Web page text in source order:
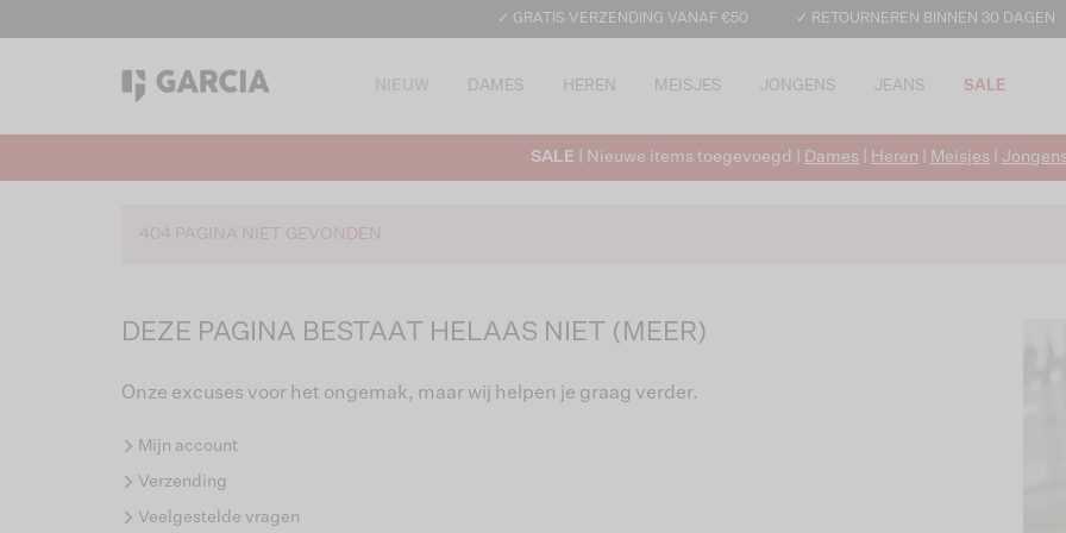
✓ GRATIS VERZENDING VANAF €50 ✓ RETOURNEREN BINNEN 30 DAGEN
NIEUW DAMES HEREN MEISJES JONGENS JEANS SALE
SALE | Nieuwe items toegevoegd | Dames Heren Meisjes
404 PAGINA NIET GEVONDEN
DEZE PAGINA BESTAAT HELAAS NIET (MEER)
Onze excuses voor het ongemak, maar wij helpen je graag verder.
Mijn account
Verzending
Veelgestelde vragen